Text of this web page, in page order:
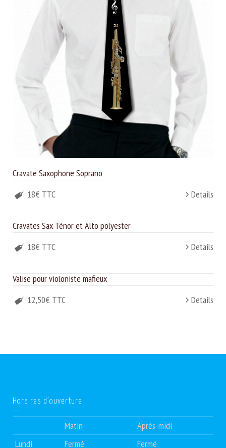
Cravate Saxophone Soprano
18€ TTC
Details
Cravates Sax Ténor et Alto polyester
18€ TTC
Details
Valise pour violoniste mafieux
12,50€ TTC
Details
Horaires d’ouverture
Matin
Après-midi
Lundi
Fermé Fermé